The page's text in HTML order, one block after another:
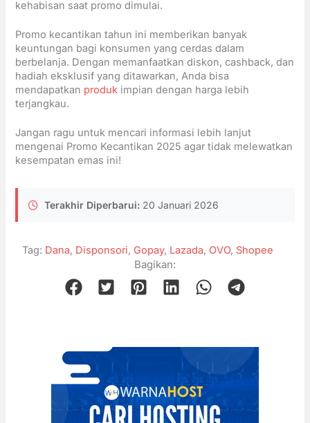
kehabisan saat promo dimulai.
Promo kecantikan tahun ini memberikan banyak
keuntungan bagi konsumen yang cerdas dalam
berbelanja. Dengan memanfaatkan diskon, cashback, dan
hadiah eksklusif yang ditawarkan, Anda bisa
mendapatkan produk impian dengan harga lebih
terjangkau.
Jangan ragu untuk mencari informasi lebih lanjut
mengenai Promo Kecantikan 2025 agar tidak melewatkan
kesempatan emas ini!
Terakhir Diperbarui: 20 Januari 2026
Tag: Dana, Disponsori, Gopay, Lazada, OVO, Shopee
Bagikan: